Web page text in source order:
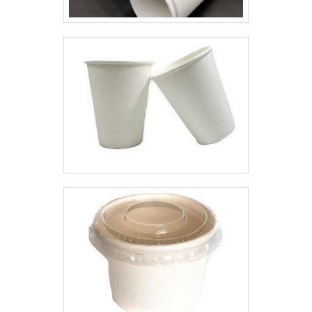
serviços; Escritório de alta
qualidade onde são realizadas as
produção de última geração;
Equipamentos de última
geração. QUALIDADES E
PONTOS FORTES DA
EMPRESAApenas na Top Quality
tem o que há de melhor no
disponibilizadas, como caixa
papel triplex e solapas para
embalagens.Tem rótulo de uma
empresa comprometida com
seus serviços e uma empresa
que preza pela segurança,
qualificações construídas por
clientes.É importante lembrar
com empresas especializadas.
Esse tipo de cuidado ajuda a
garantir a qualidade e
durabilidade dos materiais, além
de evitar prejuízos com
substituições frequentes de
suas funções adequadamente.
Assim, é possível poupar gastos
desnecessários.Existem diversos
motivos para a MP Embalagens
Flexíveis ter se tornado destaque
quando pensamos em uma
empresa que entrega confiança
e serviços de qualidade. Alguns